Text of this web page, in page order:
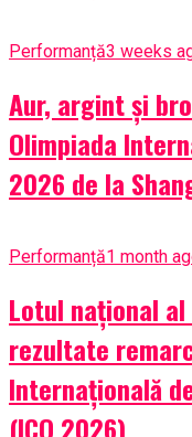
Performanță3 weeks
Aur, argint și
Olimpiada
2026 de la
Performanță1 month
Lotul național
rezultate
Internațională
(ICO 2026)